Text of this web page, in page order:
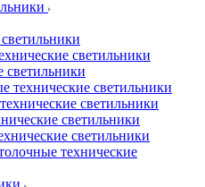
светильники
технические светильники
светильники
светильники
светильники
технические